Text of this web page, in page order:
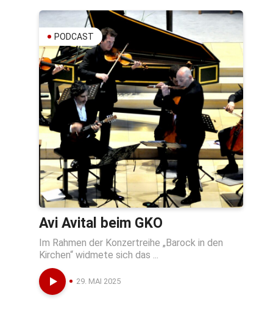
PODCAST
Avi Avital beim GKO
Im Rahmen der Konzertreihe „Barock in den
Kirchen“ widmete sich das ...
29. MAI 2025